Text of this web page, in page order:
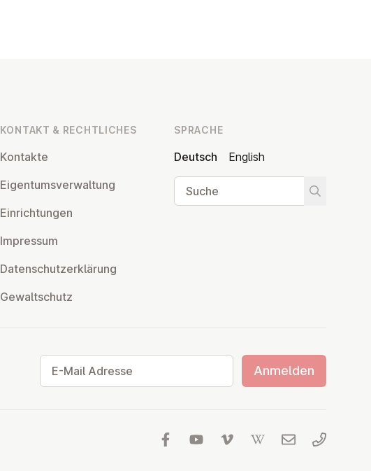
KONTAKT & RECHT­LI­CHES
Kontakte
Ei­gen­tums­ver­wal­tung
Ein­rich­tun­gen
Impressum
Da­ten­schutz­er­klä­rung
Ge­walt­schutz
SPRACHE
Deutsch
English
Suche
Suche
Anmelden